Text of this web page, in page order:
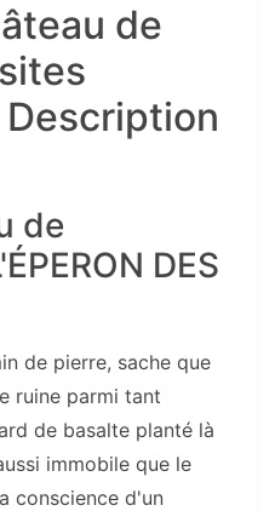
de
de
DES
de pierre, sache que
ruine parmi tant
de basalte planté là
immobile que le
conscience d'un